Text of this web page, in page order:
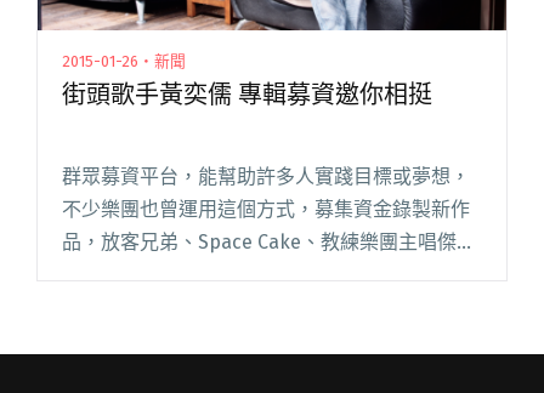
2015-01-26・新聞
街頭歌手黃奕儒 專輯募資邀你相挺
群眾募資平台，能幫助許多人實踐目標或夢想，
不少樂團也曾運用這個方式，募集資金錄製新作
品，放客兄弟、Space Cake、教練樂團主唱傑
利，都是成功的案例。街頭彈唱出發的黃奕儒，